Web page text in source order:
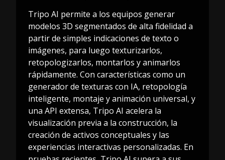
Tripo AI permite a los equipos generar
modelos 3D segmentados de alta fidelidad a
partir de simples indicaciones de texto o
imágenes, para luego texturizarlos,
retopologizarlos, montarlos y animarlos
rápidamente. Con características como un
generador de texturas con IA, retopología
inteligente, montaje y animación universal, y
una API extensa, Tripo AI acelera la
visualización previa a la construcción, la
creación de activos conceptuales y las
experiencias interactivas personalizadas. En